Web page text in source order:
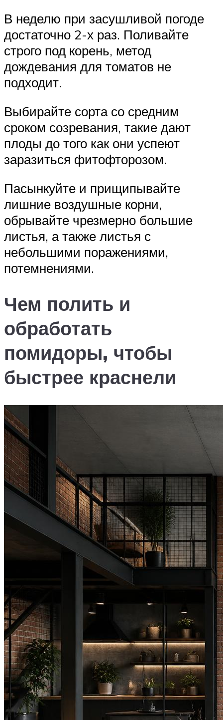
В неделю при засушливой погоде
достаточно 2-х раз. Поливайте
строго под корень, метод
дождевания для томатов не
подходит.
Выбирайте сорта со средним
сроком созревания, такие дают
плоды до того как они успеют
заразиться фитофторозом.
Пасынкуйте и прищипывайте
лишние воздушные корни,
обрывайте чрезмерно большие
листья, а также листья с
небольшими поражениями,
потемнениями.
Чем полить и
обработать
помидоры, чтобы
быстрее краснели